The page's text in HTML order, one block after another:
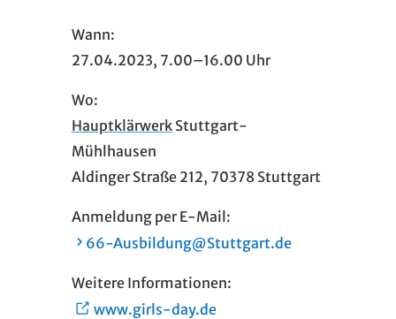
Wann:
27.04.2023, 7.00–16.00 Uhr
Wo:
HauptklärwerkStuttgart-
Mühlhausen
Aldinger Straße 212, 70378 Stuttgart
Anmeldung per E-Mail:
66-Ausbildung@Stuttgart.de
Weitere Informationen:
www.girls-day.de